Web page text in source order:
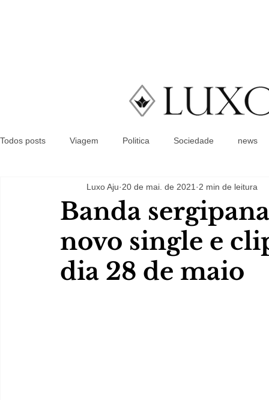
Todos posts Viagem Politica Sociedade news
Banda
novo single e
dia 28 de maio
Luxo Aju 20 de mai. de 2021 2 min de leitura